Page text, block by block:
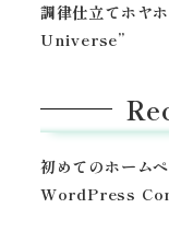
調律仕立てホヤ
Universe”
初めてのホーム
WordPress